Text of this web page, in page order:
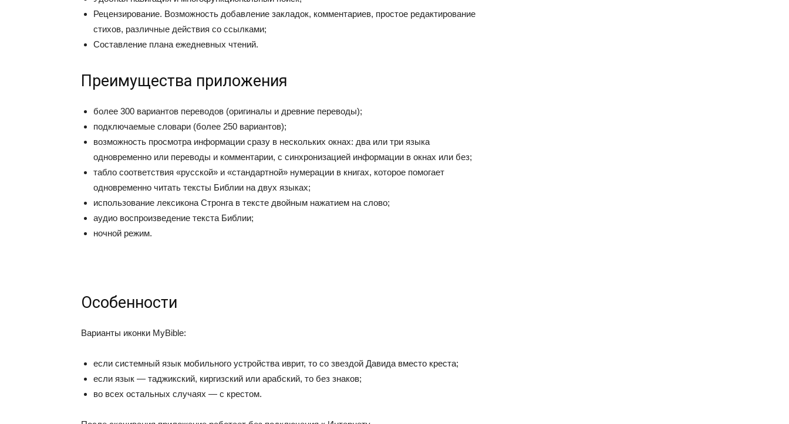
Рецензирование. Возможность добавление закладок, комментариев, простое редактирование
стихов, различные действия со ссылками;
Составление плана ежедневных чтений.
Преимущества приложения
более 300 вариантов переводов (оригиналы и древние переводы);
подключаемые словари (более 250 вариантов);
возможность просмотра информации сразу в нескольких окнах: два или три языка
одновременно или переводы и комментарии, с синхронизацией информации в окнах или без;
табло соответствия «русской» и «стандартной» нумерации в книгах, которое помогает
одновременно читать тексты Библии на двух языках;
использование лексикона Стронга в тексте двойным нажатием на слово;
аудио воспроизведение текста Библии;
ночной режим.
Особенности
Варианты иконки MyBible:
если системный язык мобильного устройства иврит, то со звездой Давида вместо креста;
если язык — таджикский, киргизский или арабский, то без знаков;
во всех остальных случаях — с крестом.